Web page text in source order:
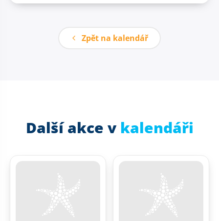
Zpět na kalendář
Další akce v kalendáři